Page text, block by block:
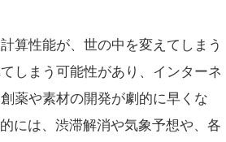
算性能が、世の中を変えてしまう
しまう可能性があり、インターネ
薬や素材の開発が劇的に早くな
には、渋滞解消や気象予想や、各